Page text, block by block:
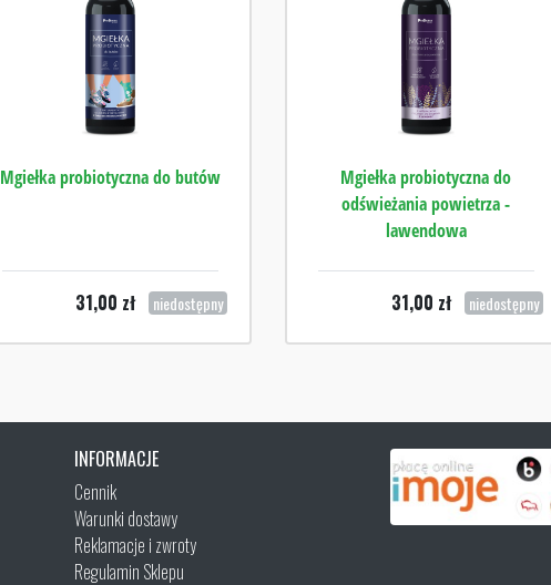
Mgiełka probiotyczna do butów
31,00 zł niedostępny
Mgiełka probiotyczna do
odświeżania powietrza -
lawendowa
31,00 zł niedostępny
INFORMACJE
Cennik
Warunki dostawy
Reklamacje i zwroty
Regulamin Sklepu